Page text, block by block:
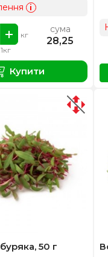
i
кг сума
28,25
Купити
50 г